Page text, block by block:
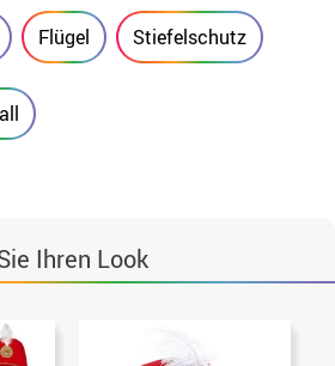
Flügel Stiefelschutz
Ihren Look